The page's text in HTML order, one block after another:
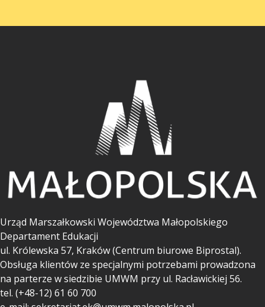
Urząd Marszałkowski Województwa Małopolskiego
Departament Edukacji
ul. Królewska 57, Kraków (Centrum biurowe Biprostal).
Obsługa klientów ze specjalnymi potrzebami prowadzona
na parterze w siedzibie UMWM przy ul. Racławickiej 56.
tel. (+48-12) 61 60 700